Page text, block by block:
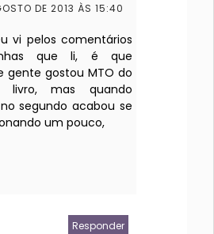
DE 2013 ÀS 15:40
vi pelos comentários
que li, é que
gente gostou MTO do
livro, mas quando
segundo acabou se
um pouco,
Responder